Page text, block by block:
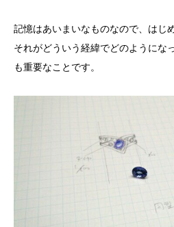
記憶はあいまいなものなので、はじ
それがどういう経緯でどのようにな
も重要なことです。